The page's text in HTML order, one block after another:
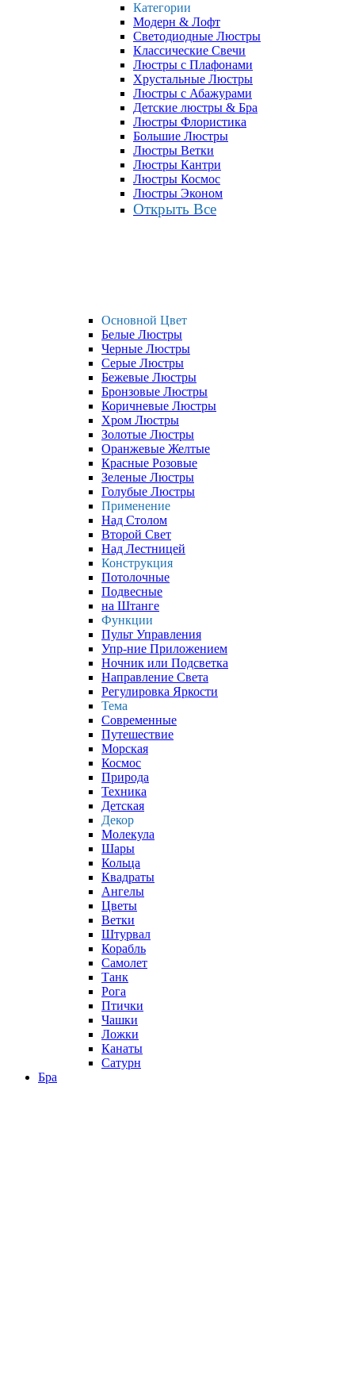
Категории
Модерн & Лофт
Светодиодные Люстры
Классические Свечи
Люстры с Плафонами
Хрустальные Люстры
Люстры с Абажурами
Детские люстры & Бра
Люстры Флористика
Большие Люстры
Люстры Ветки
Люстры Кантри
Люстры Космос
Люстры Эконом
Открыть Все
Основной Цвет
Белые Люстры
Черные Люстры
Серые Люстры
Бежевые Люстры
Бронзовые Люстры
Коричневые Люстры
Хром Люстры
Золотые Люстры
Оранжевые Желтые
Красные Розовые
Зеленые Люстры
Голубые Люстры
Применение
Над Столом
Второй Свет
Над Лестницей
Конструкция
Потолочные
Подвесные
на Штанге
Функции
Пульт Управления
Упр-ние Приложением
Ночник или Подсветка
Направление Света
Регулировка Яркости
Тема
Современные
Путешествие
Морская
Космос
Природа
Техника
Детская
Декор
Молекула
Шары
Кольца
Квадраты
Ангелы
Цветы
Ветки
Штурвал
Корабль
Самолет
Танк
Рога
Птички
Чашки
Ложки
Канаты
Сатурн
Бра